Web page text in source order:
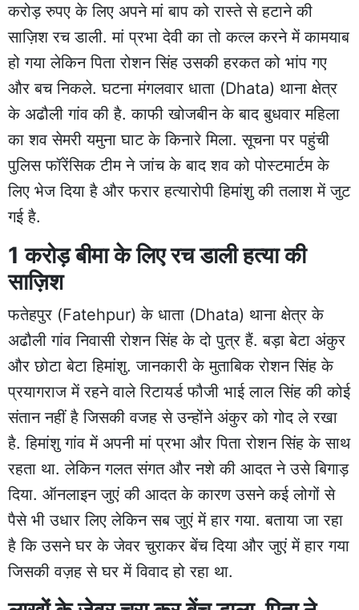
करोड़ रुपए के लिए अपने मां बाप को रास्ते से हटाने की
साज़िश रच डाली. मां प्रभा देवी का तो कत्ल करने में कामयाब
हो गया लेकिन पिता रोशन सिंह उसकी हरकत को भांप गए
और बच निकले. घटना मंगलवार धाता (Dhata) थाना क्षेत्र
के अढौली गांव की है. काफी खोजबीन के बाद बुधवार महिला
का शव सेमरी यमुना घाट के किनारे मिला. सूचना पर पहुंची
पुलिस फॉरेंसिक टीम ने जांच के बाद शव को पोस्टमार्टम के
लिए भेज दिया है और फरार हत्यारोपी हिमांशु की तलाश में जुट
गई है.
1 करोड़ बीमा के लिए रच डाली हत्या की
साज़िश
फतेहपुर (Fatehpur) के धाता (Dhata) थाना क्षेत्र के
अढौली गांव निवासी रोशन सिंह के दो पुत्र हैं. बड़ा बेटा अंकुर
और छोटा बेटा हिमांशु. जानकारी के मुताबिक रोशन सिंह के
प्रयागराज में रहने वाले रिटायर्ड फौजी भाई लाल सिंह की कोई
संतान नहीं है जिसकी वजह से उन्होंने अंकुर को गोद ले रखा
है. हिमांशु गांव में अपनी मां प्रभा और पिता रोशन सिंह के साथ
रहता था. लेकिन गलत संगत और नशे की आदत ने उसे बिगाड़
दिया. ऑनलाइन जुएं की आदत के कारण उसने कई लोगों से
पैसे भी उधार लिए लेकिन सब जुएं में हार गया. बताया जा रहा
है कि उसने घर के जेवर चुराकर बेंच दिया और जुएं में हार गया
जिसकी वज़ह से घर में विवाद हो रहा था.